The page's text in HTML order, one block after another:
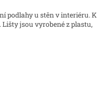
podlahy u stěn v interiéru. K
jsou vyrobené z plastu,